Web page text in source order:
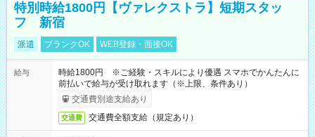
特別時給1800円【ヴァレクストラ】短期スタッ
フ 新宿
派遣 ブランクOK WEB登録・面接OK
給与
時給1800円 ※ご経験・スキルにより優遇 スマホでかんたんに
前払いで給与が受け取れます（※上限、条件あり）
交通費別途支給あり
交通費 交通費全額支給（規定あり）